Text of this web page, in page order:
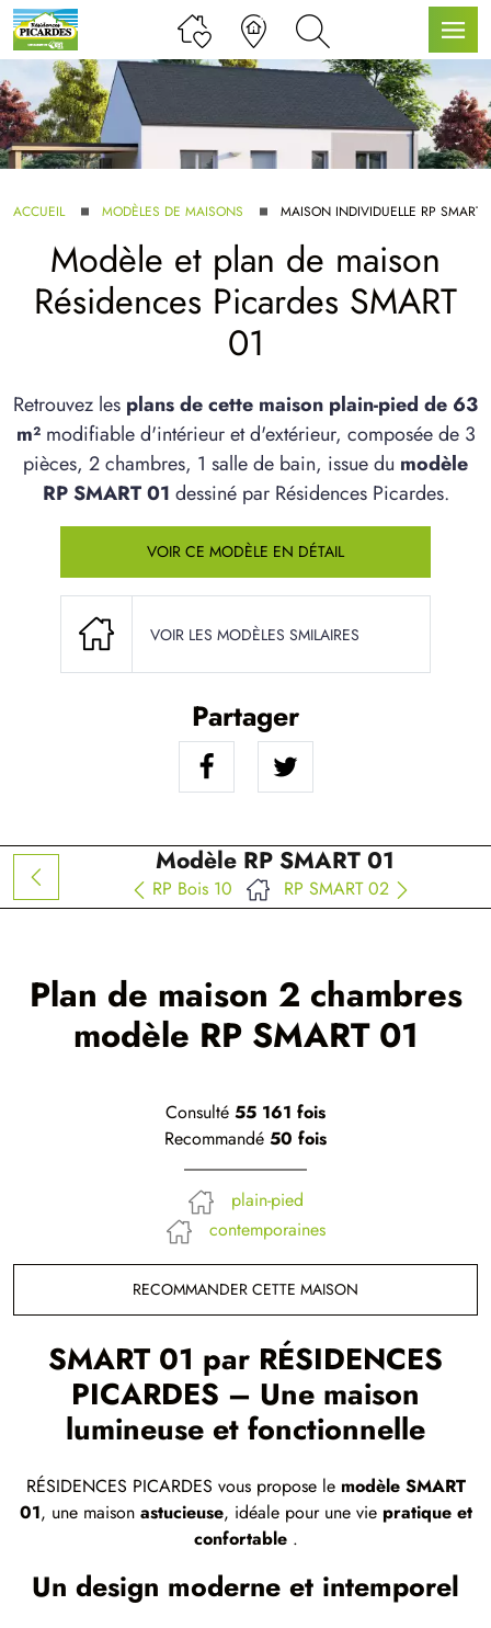
SERVICE BDL EXTENSION
ARTICLES
ACCUEIL MODÈLES DE MAISONS MAISON INDIVIDUELLE RP SMART
Modèle et plan de maison
Résidences Picardes SMART
01
Retrouvez les plans de cette maison plain-pied de 63
m²modifiable d'intérieur et d'extérieur, composée de 3
pièces, 2 chambres, 1 salle de bain, issue du modèle
RP SMART 01 dessiné par Résidences Picardes.
VOIR CE MODÈLE EN DÉTAIL
VOIR LES MODÈLES SMILAIRES
Partager
Modèle RP SMART 01
RP Bois 10 RP SMART 02
Plan de maison 2 chambres
modèle RP SMART 01
Consulté 55 161 fois
Recommandé 50 fois
plain-pied
contemporaines
RECOMMANDER CETTE MAISON
SMART 01 par RÉSIDENCES
PICARDES – Une maison
lumineuse et fonctionnelle
RÉSIDENCES PICARDES vous propose le modèle SMART
01, une maisonastucieuse, idéale pour une vie pratique et
confortable.
Un design moderne et intemporel